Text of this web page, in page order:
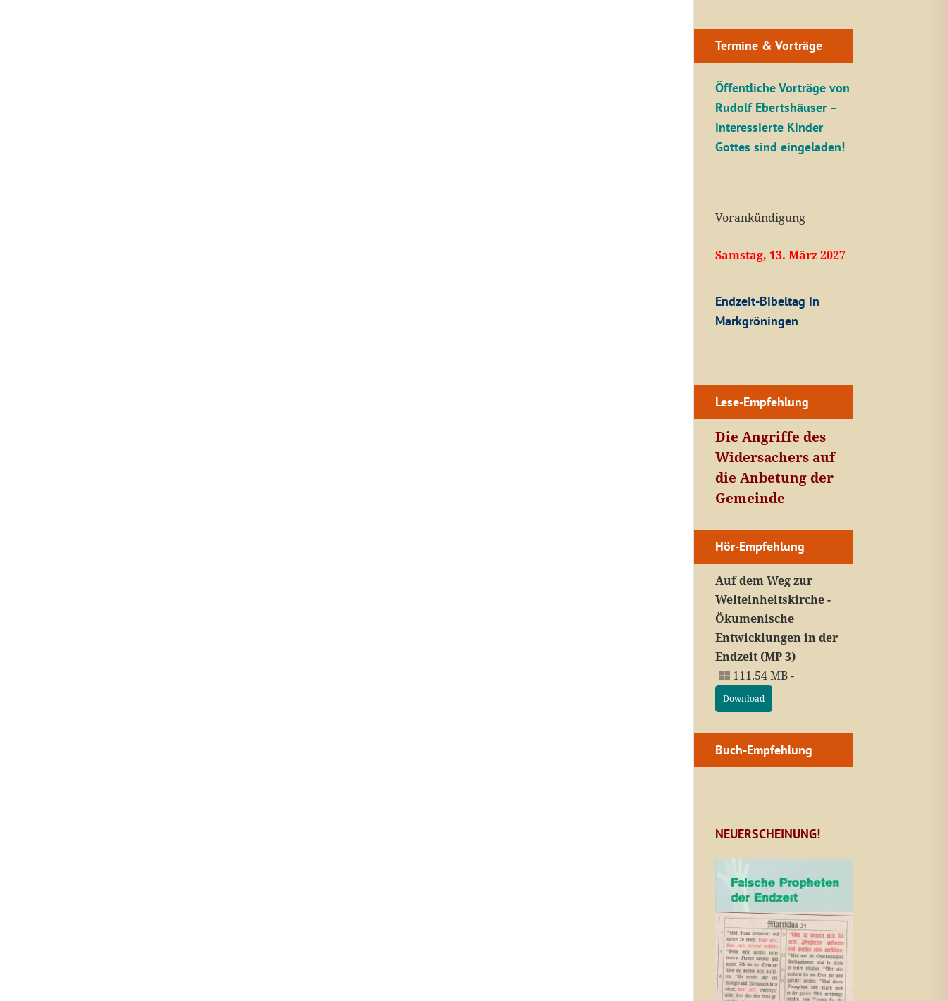
Termine & Vorträge
Öffentliche Vorträge von
Rudolf Ebertshäuser –
interessierte Kinder
Gottes sind eingeladen!
Vorankündigung
Samstag, 13. März 2027
Endzeit-Bibeltag in
Markgröningen
Lese-Empfehlung
Die Angriffe des
Widersachers auf
die Anbetung der
Gemeinde
Hör-Empfehlung
Auf dem Weg zur
Welteinheitskirche -
Ökumenische
Entwicklungen in der
Endzeit (MP 3)
111.54 MB -
Download
Buch-Empfehlung
NEUERSCHEINUNG!